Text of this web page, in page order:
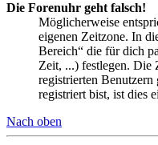
Die Forenuhr geht falsch!
Möglicherweise
eigenen Zeitzone. In
Bereich“ die für dich
Zeit, ...) festlegen. Die
registrierten
registriert bist, ist dies
Nach oben